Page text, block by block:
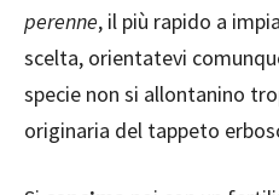
perenne, il più rapido a
scelta, orientatevi
specie non si allontanino
originaria del tappeto